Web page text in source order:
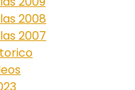
2008
2007